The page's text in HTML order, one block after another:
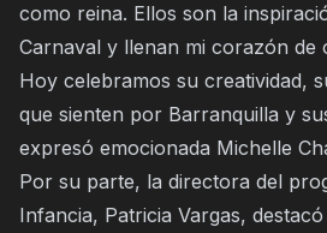
como reina. Ellos son la
Carnaval y llenan mi corazón de
Hoy celebramos su creatividad,
que sienten por Barranquilla y
expresó emocionada Michelle
Por su parte, la directora del
Infancia, Patricia Vargas,